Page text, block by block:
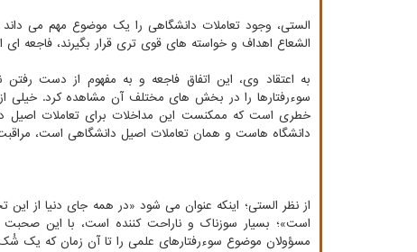
الستی، وجود تعاملات دانشگاهی را یک موضوع مهم می
الشعاع اهداف و خواسته های قوی تری قرار بگیرند، فاجعه ای
به اعتقاد وی، این اتفاق فاجعه و به مفهوم از دست
سوءرفتارها را در بخش های مختلف آن مشاهده کرد. خیلی
خطری است که ممکنست این مداخلات برای تعاملات اصیل
دانشگاه هاست و همان تعاملات اصیل دانشگاهی است،
از نظر الستی؛ اینکه عنوان می شود «در همه جای دنیا از
است»؛ بسیار سوزناک و ناراحت کننده است، با این صحبت
مسؤولان موضوع سوءرفتارهای علمی را تا آن زمان که یک شُک